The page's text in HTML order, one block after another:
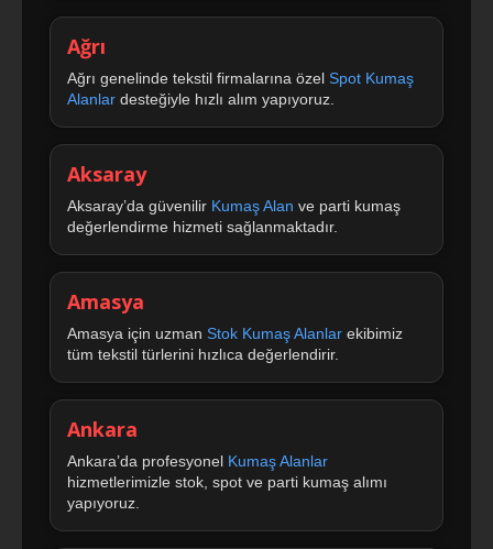
Ağrı
Ağrı genelinde tekstil firmalarına özel Spot Kumaş
Alanlar desteğiyle hızlı alım yapıyoruz.
Aksaray
Aksaray’da güvenilir Kumaş Alan ve parti kumaş
değerlendirme hizmeti sağlanmaktadır.
Amasya
Amasya için uzman Stok Kumaş Alanlar ekibimiz
tüm tekstil türlerini hızlıca değerlendirir.
Ankara
Ankara’da profesyonel Kumaş Alanlar
hizmetlerimizle stok, spot ve parti kumaş alımı
yapıyoruz.